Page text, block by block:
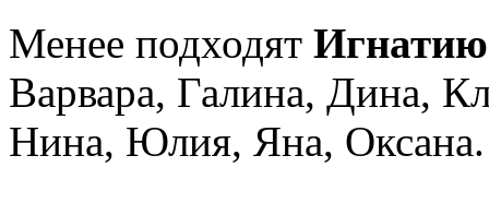
Менее подходят Игнатию
Варвара, Галина, Дина,
Нина, Юлия, Яна, Оксана.